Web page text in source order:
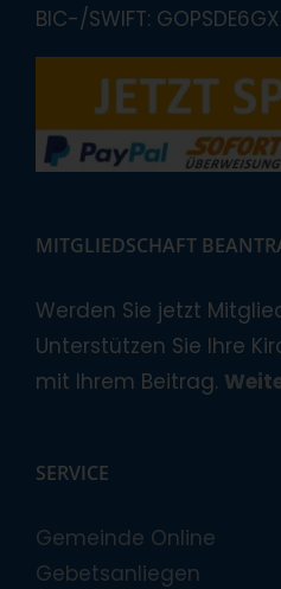
BIC-/SWIFT:
MITGLIEDSCHAFT
Werden Sie jetzt
Unterstützen Sie Ihre
mit Ihrem Beitrag.
SERVICE
Gemeinde Online
Gebetsanliegen